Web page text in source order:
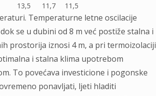
13,5 11,7 11,5
Temperaturne letne oscilacije
se u dubini od 8 m već postiže stalna i
prostorija iznosi 4 m, a pri termoizolaciji
i stalna klima upotrebom
To povećava investicione i pogonske
ponavljati, ljeti hladiti